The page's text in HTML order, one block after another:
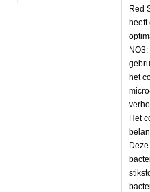
Red
heeft
het
Het